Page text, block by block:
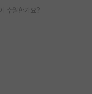
수월한가요?